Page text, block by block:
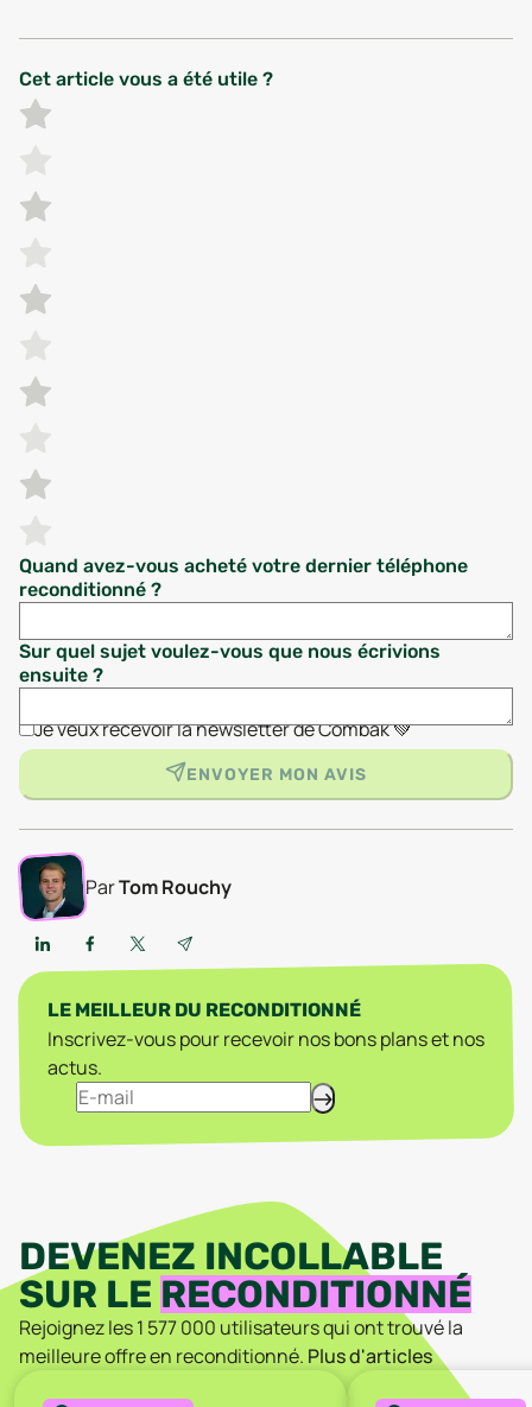
Cet article vous a été utile ?
Quand avez-vous acheté votre dernier téléphone
reconditionné ?
Sur quel sujet voulez-vous que nous écrivions
ensuite ?
Je veux recevoir la newsletter de Combak 💚
ENVOYER MON AVIS
ParTom Rouchy
LE MEILLEUR DU RECONDITIONNÉ
Inscrivez-vous pour recevoir nos bons plans et nos
actus.
DEVENEZ INCOLLABLE
SUR LE RECONDITIONNÉ
Rejoignez les1 577 000 utilisateurs qui ont trouvé la
meilleure offre en reconditionné. Plus d'articles